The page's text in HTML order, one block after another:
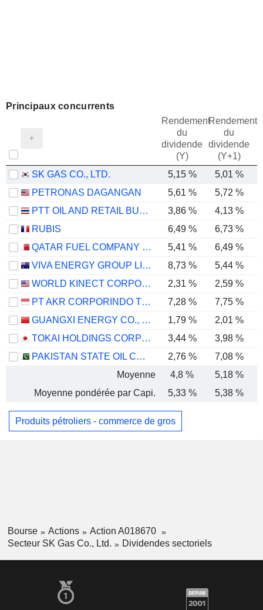
Principaux concurrents
Rendement
du
dividende
(Y)
Rendement
du
dividende
(Y+1)
SK GAS CO., LTD. 5,15 %
5,01 %
PETRONAS DAGANGAN
5,61 % 5,72 %
PTT OIL AND RETAIL BUSINESS
3,86 %
4,13 %
RUBIS
6,49 % 6,73 %
QATAR FUEL COMPANY Q.P.S.C. ("WOQOD")
5,41 %
6,49 %
VIVA ENERGY GROUP LIMITED
8,73 %
5,44 %
WORLD KINECT CORPORATION
2,31 % 2,59 %
PT AKR CORPORINDO TBK
7,28 % 7,75 %
GUANGXI ENERGY CO., LTD.
1,79 % 2,01 %
TOKAI HOLDINGS CORPORATION
3,44 % 3,98 %
PAKISTAN STATE OIL COMPANY LIMITED
2,76 %
7,08 %
Moyenne
4,8 % 5,18 %
Moyenne pondérée par Capi.
5,33 % 5,38 %
Produits pétroliers - commerce de gros
Bourse Actions
Action A018670
Secteur SK Gas Co., Ltd.
Dividendes sectoriels